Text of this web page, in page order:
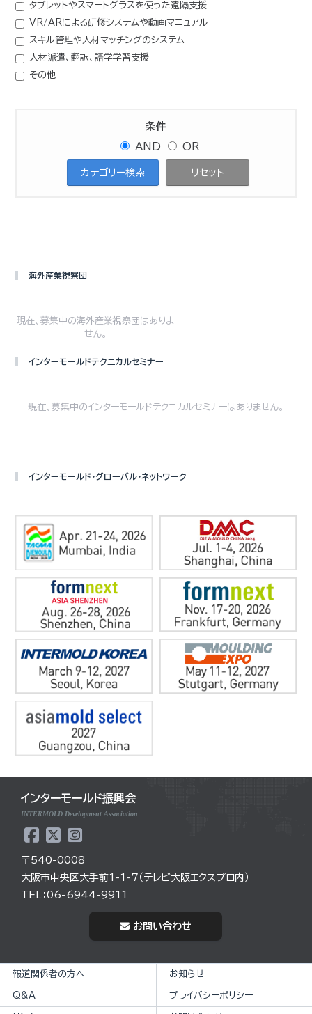
タブレットやスマートグラスを使った遠隔支援
VR/ARによる研修システムや動画マニュアル
スキル管理や人材マッチングのシステム
人材派遣、翻訳、語学学習支援
その他
条件
AND
OR
海外産業視察団
現在、募集中の海外産業視察団はありま
せん。
インターモールドテクニカルセミナー
現在、募集中のインターモールドテクニカルセミナーはありません。
インターモールド・グローバル・ネットワーク
インターモールド振興会
INTERMOLD Development Association
〒540-0008
大阪市中央区大手前1-1-7（テレビ大阪エクスプロ内）
TEL：06-6944-9911
お問い合わせ
報道関係者の方へ お知らせ
Q&A プライバシーポリシー